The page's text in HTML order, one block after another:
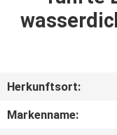
PRODUKTE
UNS
Herkunftsort:
Markenname: